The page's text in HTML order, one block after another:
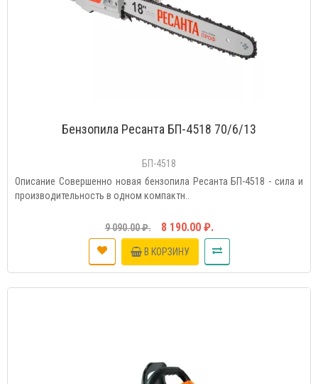
Бензопила Ресанта БП-4518 70/6/13
БП-4518
Описание Совершенно новая бензопила Ресанта БП-4518 - сила и
производительность в одном компактн..
9 090.00 ₽. 8 190.00 ₽.
В КОРЗИНУ